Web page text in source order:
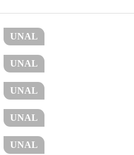
UNAL
UNAL
UNAL
UNAL
UNAL